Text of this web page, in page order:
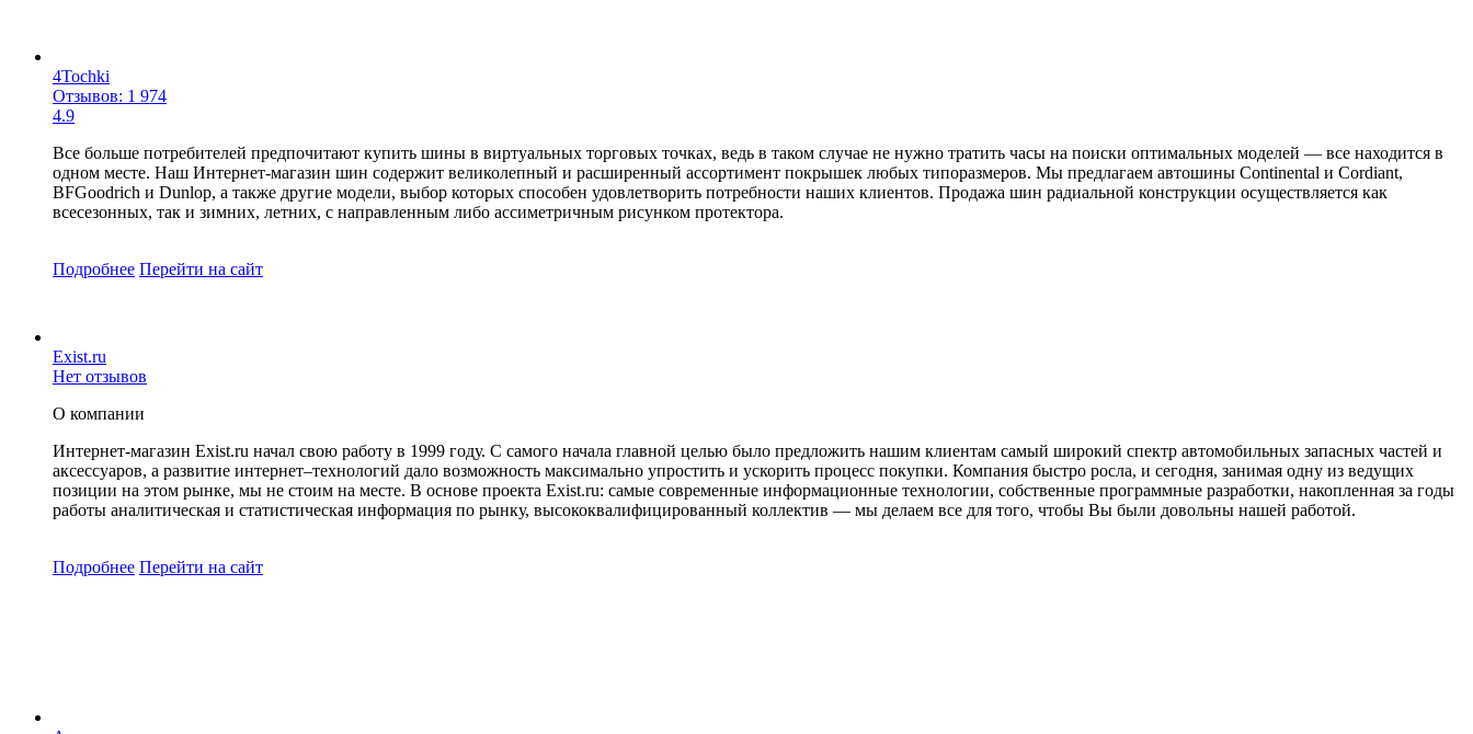
4Tochki
Отзывов: 1 974
4.9
Все больше потребителей предпочитают купить шины в виртуальных торговых точках, ведь в таком случае не нужно тратить часы на поиски оптимальных моделей — все находится в
одном месте. Наш Интернет-магазин шин содержит великолепный и расширенный ассортимент покрышек любых типоразмеров. Мы предлагаем автошины Continental и Cordiant,
BFGoodrich и Dunlop, а также другие модели, выбор которых способен удовлетворить потребности наших клиентов. Продажа шин радиальной конструкции осуществляется как
всесезонных, так и зимних, летних, с направленным либо ассиметричным рисунком протектора.
Подробнее Перейти на сайт
Exist.ru
Нет отзывов
О компании
Интернет-магазин Exist.ru начал свою работу в 1999 году. С самого начала главной целью было предложить нашим клиентам самый широкий спектр автомобильных запасных частей и
аксессуаров, а развитие интернет–технологий дало возможность максимально упростить и ускорить процесс покупки. Компания быстро росла, и сегодня, занимая одну из ведущих
позиции на этом рынке, мы не стоим на месте. В основе проекта Exist.ru: самые современные информационные технологии, собственные программные разработки, накопленная за годы
работы аналитическая и статистическая информация по рынку, высококвалифицированный коллектив — мы делаем все для того, чтобы Вы были довольны нашей работой.
Подробнее Перейти на сайт